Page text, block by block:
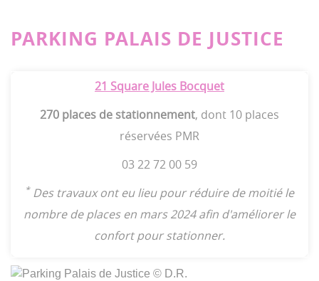
PARKING PALAIS DE JUSTICE
21 Square Jules Bocquet
270 places de stationnement, dont 10 places
réservées PMR
03 22 72 00 59
*Des travaux ont eu lieu pour réduire de moitié le
nombre de places en mars 2024 afin d'améliorer le
confort pour stationner.